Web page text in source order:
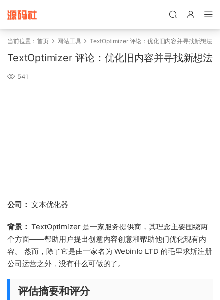
当前位置： 首页 网站工具 TextOptimizer 评论：优化旧内容并寻找新想法
TextOptimizer 评论：优化旧内容并寻找新想法
541
公司： 文本优化器
背景： TextOptimizer 是一家服务提供商，其理念主要围绕两
个方面——帮助用户提出创意内容创意和帮助他们优化现有内
容。 然而，除了它是由一家名为 Webinfo LTD 的毛里求斯注册
公司运营之外，没有什么可做的了。
评估摘要和评分